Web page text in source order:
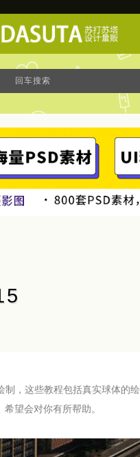
制，这些教程包括真实球体的绘
望会对你有所帮助。